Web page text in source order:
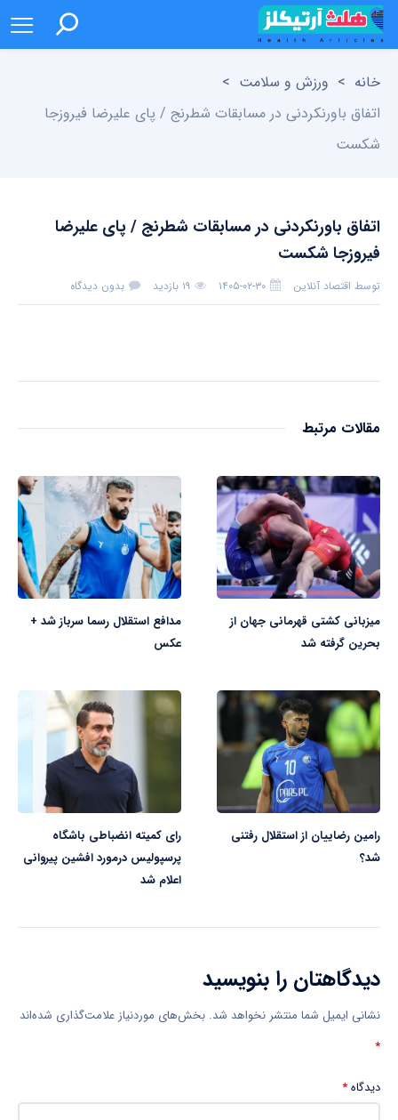
خانه > ورزش و سلامت >
اتفاق باورنکردنی در مسابقات شطرنج / پای علیرضا فیروزجا
شکست
اتفاق باورنکردنی در مسابقات شطرنج / پای علیرضا
فیروزجا شکست
توسط اقتصاد آنلاین ۱۴۰۵-۰۲-۳۰ ۱۹ بازدید بدون دیدگاه
مقالات مرتبط
میزبانی کشتی قهرمانی جهان از
بحرین گرفته شد
مدافع استقلال رسما سرباز شد +
عکس
رامین رضاییان از استقلال رفتنی
شد؟
رای کمیته انضباطی باشگاه
پرسپولیس درمورد افشین پیروانی
اعلام شد
دیدگاهتان را بنویسید
نشانی ایمیل شما منتشر نخواهد شد. بخش‌های موردنیاز علامت‌گذاری شده‌اند
*
دیدگاه*